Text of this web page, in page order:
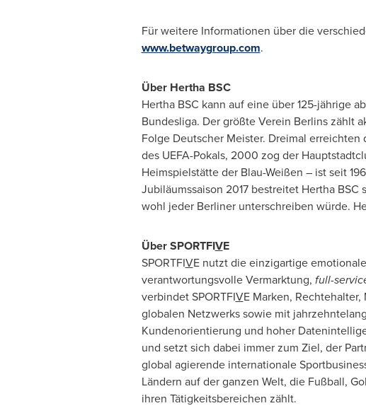
Für weitere Informationen über die
www.betwaygroup.com.
Über Hertha BSC
Hertha BSC kann auf eine über 125-jährige
Bundesliga. Der größte Verein Berlins zählt
Folge Deutscher Meister. Dreimal erreichten
des UEFA-Pokals, 2000 zog der
Heimspielstätte der Blau-Weißen – ist seit
Jubiläumssaison 2017 bestreitet Hertha
wohl jeder Berliner unterschreiben würde.
Über SPORTFIVE
SPORTFIVE nutzt die einzigartige
verantwortungsvolle Vermarktung, full-
verbindet SPORTFIVE Marken,
globalen Netzwerks sowie mit
Kundenorientierung und hoher
und setzt sich dabei immer zum Ziel, der
global agierende internationale
Ländern auf der ganzen Welt, die Fußball,
ihren Tätigkeitsbereichen zählt.